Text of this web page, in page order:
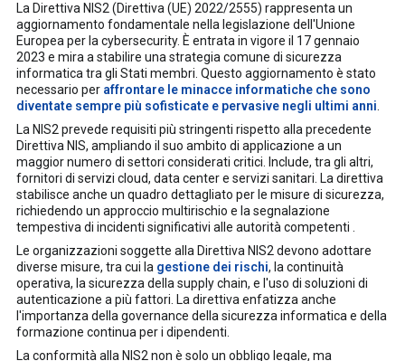
La Direttiva NIS2 (Direttiva (UE) 2022/2555) rappresenta un
aggiornamento fondamentale nella legislazione dell'Unione
Europea per la cybersecurity. È entrata in vigore il 17 gennaio
2023 e mira a stabilire una strategia comune di sicurezza
informatica tra gli Stati membri. Questo aggiornamento è stato
necessario per affrontare le minacce informatiche che sono
diventate sempre più sofisticate e pervasive negli ultimi anni
La NIS2 prevede requisiti più stringenti rispetto alla precedente
Direttiva NIS, ampliando il suo ambito di applicazione a un
maggior numero di settori considerati critici. Include, tra gli altri,
fornitori di servizi cloud, data center e servizi sanitari. La direttiva
stabilisce anche un quadro dettagliato per le misure di sicurezza,
richiedendo un approccio multirischio e la segnalazione
tempestiva di incidenti significativi alle autorità competenti .
Le organizzazioni soggette alla Direttiva NIS2 devono adottare
diverse misure, tra cui la gestione dei rischi, la continuità
operativa, la sicurezza della supply chain, e l'uso di soluzioni di
autenticazione a più fattori. La direttiva enfatizza anche
l'importanza della governance della sicurezza informatica e della
formazione continua per i dipendenti.
La conformità alla NIS2 non è solo un obbligo legale, ma